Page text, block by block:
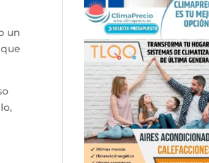
un